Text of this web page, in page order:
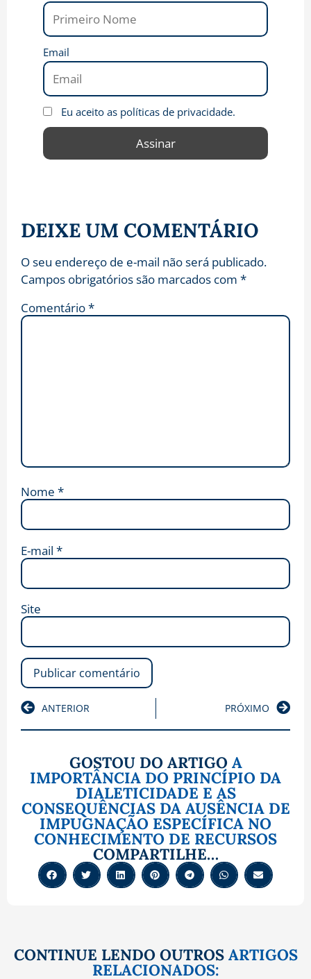
Email
Eu aceito as políticas de privacidade.
DEIXE UM COMENTÁRIO
O seu endereço de e-mail não será publicado.
Campos obrigatórios são marcados com *
Comentário*
Nome *
E-mail *
Site
ANTERIOR PRÓXIMO
GOSTOU DO ARTIGO A
IMPORTÂNCIA DO PRINCÍPIO DA
DIALETICIDADE E AS
CONSEQUÊNCIAS DA AUSÊNCIA DE
IMPUGNAÇÃO ESPECÍFICA NO
CONHECIMENTO DE RECURSOS
COMPARTILHE…
CONTINUE LENDO OUTROS ARTIGOS
RELACIONADOS: